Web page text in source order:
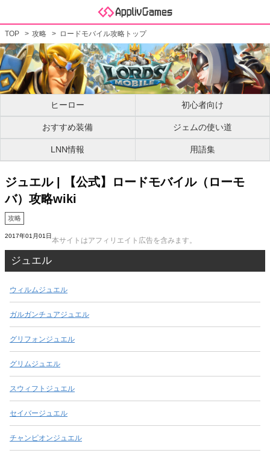
TOP 攻略 ロードモバイル攻略トップ
ヒーロー 初心者向け
おすすめ装備 ジェムの使い道
LNN情報 用語集
ジュエル | 【公式】ロードモバイル（ローモ
バ）攻略wiki
攻略
2017年01月01日
本サイトはアフィリエイト広告を含みます。
ジュエル
ウィルムジュエル
ガルガンチュアジュエル
グリフォンジュエル
グリムジュエル
スウィフトジュエル
セイバージュエル
チャンピオンジュエル